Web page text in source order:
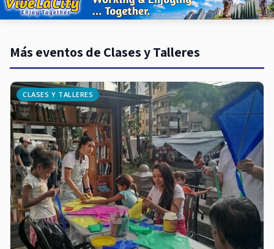
Más eventos de Clases y Talleres
CLASES Y TALLERES